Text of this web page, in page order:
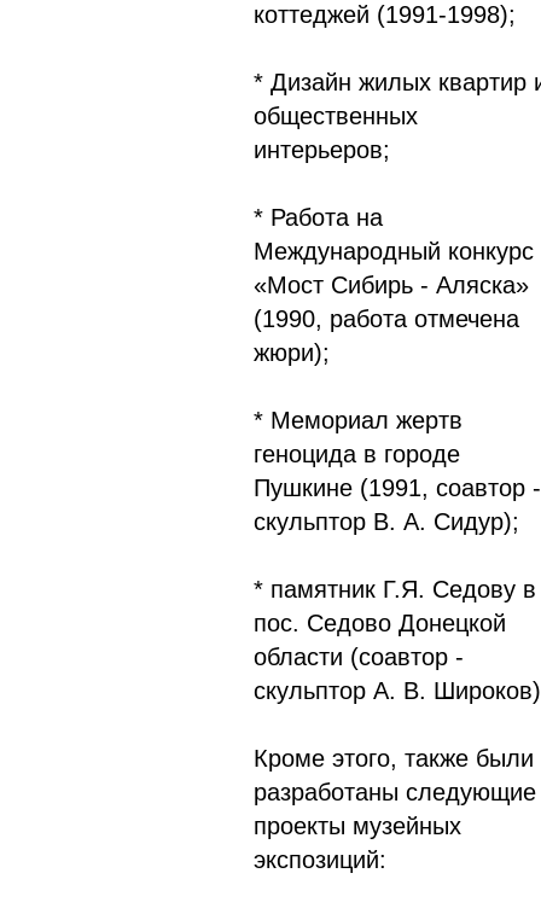
коттеджей (1991-1998);
* Дизайн жилых квартир
общественных
интерьеров;
* Работа на
Международный конкурс
«Мост Сибирь - Аляска»
(1990, работа отмечена
жюри);
* Мемориал жертв
геноцида в городе
Пушкине (1991, соавтор -
скульптор В. А. Сидур);
* памятник Г.Я. Седову в
пос. Седово Донецкой
области (соавтор -
скульптор А. В.
Кроме этого, также были
разработаны следующие
проекты музейных
экспозиций: